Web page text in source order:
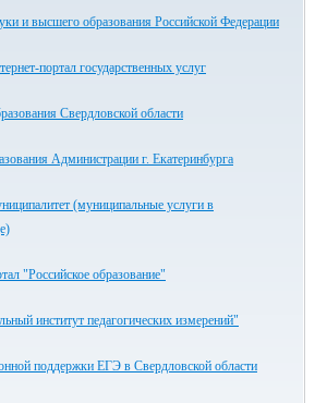
и высшего образования Российской Федерации
портал государственных услуг
Свердловской области
Администрации г. Екатеринбурга
(муниципальные услуги в
"Российское образование"
институт педагогических измерений"
поддержки ЕГЭ в Свердловской области